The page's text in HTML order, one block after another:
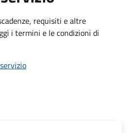
requisiti e altre
i termini e le condizioni di